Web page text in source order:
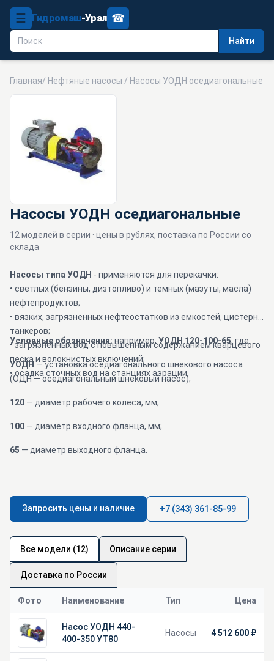
☰ Гидромаш-Урал
Найти
☎
Главная/ Нефтяные насосы / Насосы УОДН оседиагональные
Насосы УОДН оседиагональные
12 моделей в серии · цены в рублях, поставка по России со
склада
Насосы типа УОДН - применяются для перекачки:
• светлых (бензины, дизтопливо) и темных (мазуты, масла)
нефтепродуктов;
• вязких, загрязненных нефтеостатков из емкостей, цистерн,
танкеров;
• загрязненных вод с повышенным содержанием кварцевого
песка и волокнистых включений;
• осадка сточных вод на станциях аэрации.
Условные обозначения: например, УОДН 120-100-65, где
УОДН — установка оседиагонального шнекового насоса
(ОДН — оседиагональный шнековый насос);
120 — диаметр рабочего колеса, мм;
100 — диаметр входного фланца, мм;
65 — диаметр выходного фланца.
Запросить цены и наличие +7 (343) 361-85-99
Все модели (12) Описание серии
Доставка по России
Фото Наименование Тип Цена
Насос УОДН 440-
400-350 УТ80
Насосы 4 512 600 ₽